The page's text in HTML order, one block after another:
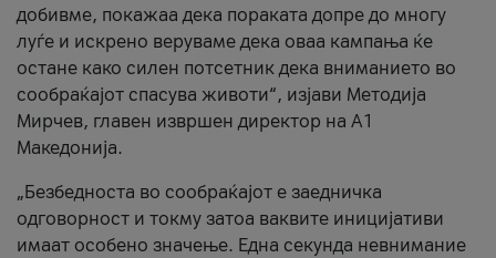
добивме, покажаа дека пораката допре до многу
луѓе и искрено веруваме дека оваа кампања ќе
остане како силен потсетник дека вниманието во
сообраќајот спасува животи“, изјави Методија
Мирчев, главен извршен директор на А1
Македонија.
„Безбедноста во сообраќајот е заедничка
одговорност и токму затоа ваквите иницијативи
имаат особено значење. Една секунда невнимание